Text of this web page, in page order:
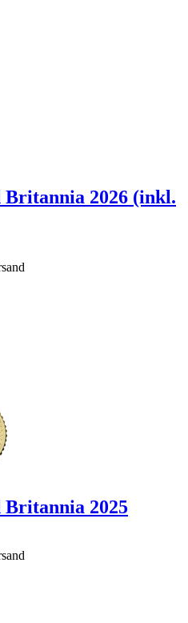
Britannia 2026 (inkl.
Britannia 2025